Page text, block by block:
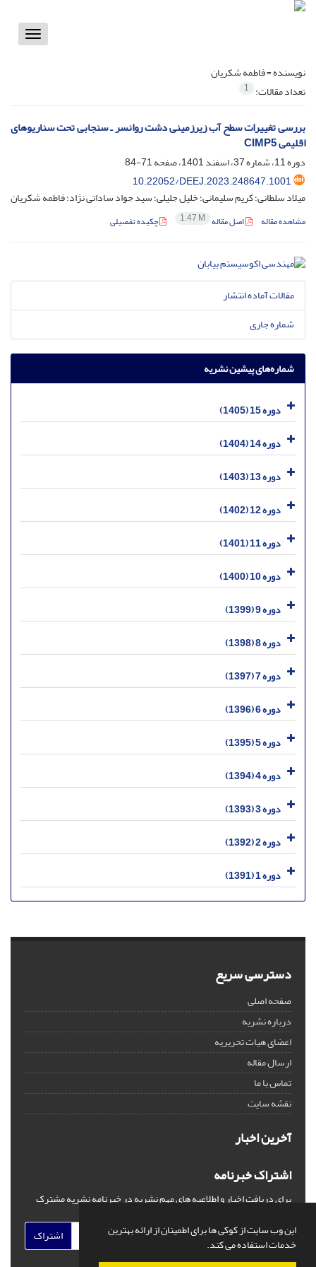
این وب سایت از کوکی ها برای اطمینان از ارائه بهترین
خدمات استفاده می کند.
Toggle
نویسنده =فاطمه شکریان
تعداد مقالات: 1
بررسی تغییرات سطح آب زیرزمینی دشت روانسر ـ سنجابی تحت سناریوهای
اقلیمی CIMP5
دوره 11، شماره 37، اسفند 1401، صفحه
71-84
‎10.22052/DEEJ.2023.248647.1001
میلاد سلطانی؛ کریم سلیمانی؛ خلیل جلیلی؛ سید جواد ساداتی نژاد؛ فاطمه شکریان
مشاهده مقاله اصل مقاله 1.47 M چکیده تفصیلی
مقالات آماده انتشار
شماره جاری
شماره‌های پیشین نشریه
دوره 15 (1405)
دوره 14 (1404)
دوره 13 (1403)
دوره 12 (1402)
دوره 11 (1401)
دوره 10 (1400)
دوره 9 (1399)
دوره 8 (1398)
دوره 7 (1397)
دوره 6 (1396)
دوره 5 (1395)
دوره 4 (1394)
دوره 3 (1393)
دوره 2 (1392)
دوره 1 (1391)
دسترسی سریع
صفحه اصلی
درباره نشریه
اعضای هیات تحریریه
ارسال مقاله
تماس با ما
نقشه سایت
آخرین اخبار
اشتراک خبرنامه
برای دریافت اخبار و اطلاعیه های مهم نشریه در خبرنامه نشریه مشترک
اشتراک